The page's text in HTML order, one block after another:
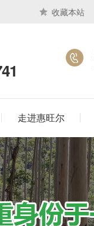
收藏本站
走进惠旺尔